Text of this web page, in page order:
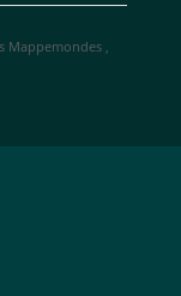
Mappemondes ,